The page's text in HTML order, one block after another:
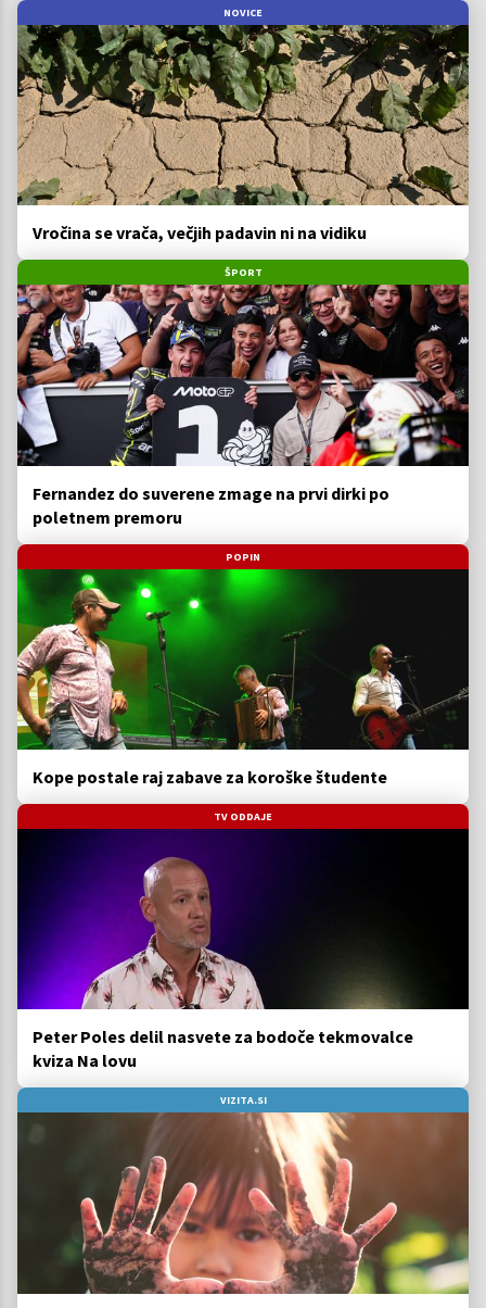
NOVICE
Vročina se vrača, večjih padavin ni na vidiku
ŠPORT
Fernandez do suverene zmage na prvi dirki po
poletnem premoru
POPIN
Kope postale raj zabave za koroške študente
TV ODDAJE
Peter Poles delil nasvete za bodoče tekmovalce
kviza Na lovu
VIZITA.SI